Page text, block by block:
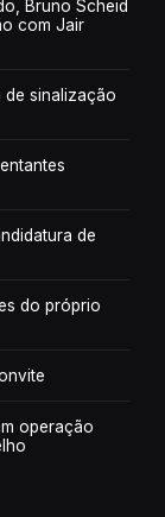
Bruno Scheid
com Jair
de sinalização
de
do próprio
operação